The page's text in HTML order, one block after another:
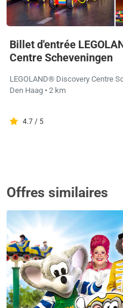
Billet d'entrée
Centre Scheveningen
LEGOLAND® Discovery Centre
Den Haag • 2 km
4.7 / 5
Offres similaires